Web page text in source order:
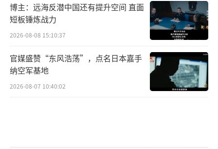
博主：远海反潜中国还有提升空间 直面
短板锤炼战力
2026-08-08 15:10:37
官媒盛赞“东风浩荡”，点名日本嘉手
纳空军基地
2026-08-07 10:40:02